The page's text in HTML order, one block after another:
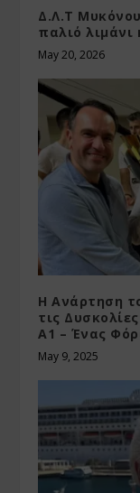
Δ.Λ.Τ
παλιό λιμάνι
May 20, 2026
Η Ανάρτηση
τις
Α1 – Ένας
May 9, 2025